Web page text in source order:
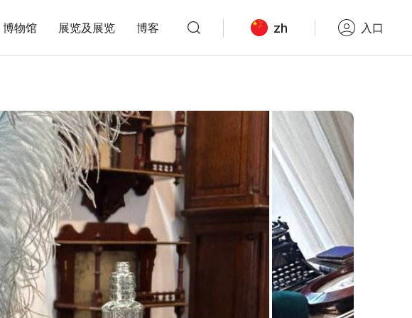
博物馆 展览及展览 博客 zh 入口